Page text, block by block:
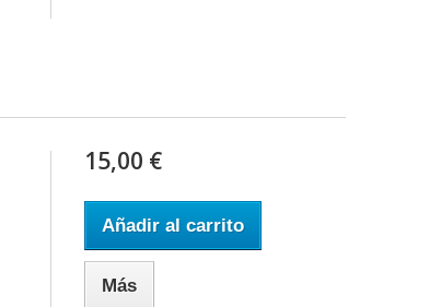
15,00 €
Añadir al carrito
Más